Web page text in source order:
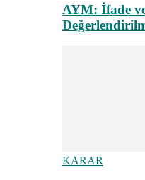
AYM: İfade
KARAR